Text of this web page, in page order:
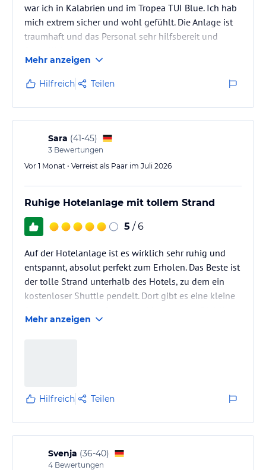
war ich in Kalabrien und im Tropea TUI Blue. Ich hab
mich extrem sicher und wohl gefühlt. Die Anlage ist
traumhaft und das Personal sehr hilfsbereit und
Jeden Tag hab ich mindestens eine sportliche
Aktivität mitgemacht und somit trotz leckerem Essen
nicht zugenommen (danke Weronika).
Für mich als Veganerin war die Essensauswahl
logischer Weise begrenzt, aber als ich dies
angesprochen habe gab’s sofort eine Verbesserung.
Fazit: Alleinreisende Frauen…
Mehr anzeigen
Hilfreich Teilen
Sara (41-45)
3 Bewertungen
Vor 1 Monat • Verreist als Paar im Juli 2026
Ruhige Hotelanlage mit tollem Strand
5 / 6
Auf der Hotelanlage ist es wirklich sehr ruhig und
entspannt, absolut perfekt zum Erholen. Das Beste ist
der tolle Strand unterhalb des Hotels, zu dem ein
kostenloser Shuttle pendelt. Dort gibt es eine kleine
statt vernünftiger Toiletten. Sowohl am Strand als
manchmal…
Mehr anzeigen
Hilfreich Teilen
Svenja (36-40)
4 Bewertungen